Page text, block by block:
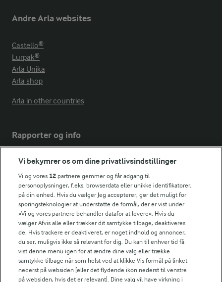
Andre Arla websites
Castello®
Lurpak®
Arla Unika
Arla shop
Arla in other countries
Rapporter og info
Årsrapport
FarmAhead™ Check rapport
Andelshaverinfo: Mælkepris
Fødevarestyrelsens smiley-rapporter for Arla Foods
Fødevarestyrelsens smiley-rapporter for Jörd
Fødevarestyrelsens smiley-rapporter for Lurpak PB
Følg
Vi bekymrer os om dine privatlivsindstillinger
Vi og vores 12 partnere gemmer og får adgang til
personoplysninger, f.eks. browserdata eller unikke identifikatorer,
på din enhed. Hvis du vælger Jeg accepterer, gør det muligt for
sporingsteknologier at understøtte de formål, der er vist under
»Vi og vores partnere behandler datafor at levere«. Hvis du
vælger Afvis alle eller trækker dit samtykke tilbage, deaktiveres
de. Hvis trackere er deaktiveret, er noget indhold og annoncer,
du ser, muligvis ikke så relevant for dig. Du kan til enhver tid få
vist denne menu igen for at ændre dine valg eller trække
samtykke tilbage når som helst ved at klikke Vis formål på linket
nederst på websiden [eller det flydende ikon nederst til venstre
på websiden, hvis det er relevant]. Dine valg vil have virkning i